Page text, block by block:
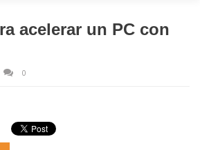
acelerar un PC con
0